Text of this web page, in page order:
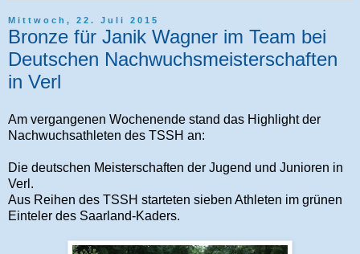
Mittwoch, 22. Juli 2015
Bronze für Janik Wagner im Team bei
Deutschen Nachwuchsmeisterschaften
in Verl
Am vergangenen Wochenende stand das Highlight der
Nachwuchsathleten des TSSH an:
Die deutschen Meisterschaften der Jugend und Junioren in
Verl.
Aus Reihen des TSSH starteten sieben Athleten im grünen
Einteler des Saarland-Kaders.